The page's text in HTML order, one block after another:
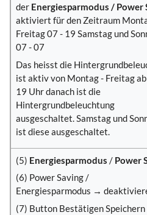
der Energiesparmodus / Power
aktiviert für den Zeitraum
Freitag 07 - 19 Samstag und
07 - 07
Das heisst die
ist aktiv von Montag - Freitag
19 Uhr danach ist die
Hintergrundbeleuchtung
ausgeschaltet. Samstag und
ist diese ausgeschaltet.
(5) Energiesparmodus / Power
(6) Power Saving /
Energiesparmodus →
(7) Button Bestätigen Speichern